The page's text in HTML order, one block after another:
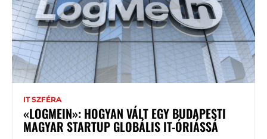
IT SZFÉRA
«LOGMEIN»: HOGYAN VÁLT EGY BUDAPESTI
MAGYAR STARTUP GLOBÁLIS IT-ÓRIÁSSÁ